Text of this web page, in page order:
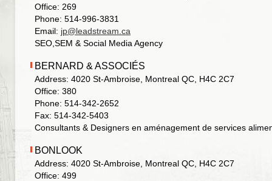
Office: 269
Phone: 514-996-3831
Email: jp@leadstream.ca
SEO,SEM & Social Media Agency
BERNARD & ASSOCIÉS
Address: 4020 St-Ambroise, Montreal QC, H4C 2C7
Office: 380
Phone: 514-342-2652
Fax: 514-342-5403
Consultants & Designers en aménagement de services
BONLOOK
Address: 4020 St-Ambroise, Montreal QC, H4C 2C7
Office: 499